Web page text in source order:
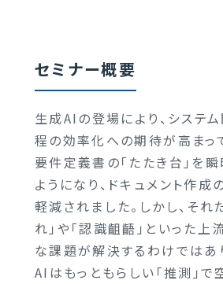
セミナー概要
生成AIの登場により、システ
程の効率化への期待が高まっ
要件定義書の「たたき台」を
ようになり、ドキュメント作成
軽減されました。しかし、それ
れ」や「認識齟齬」といった
な課題が解決するわけではあ
AIはもっともらしい「推測」